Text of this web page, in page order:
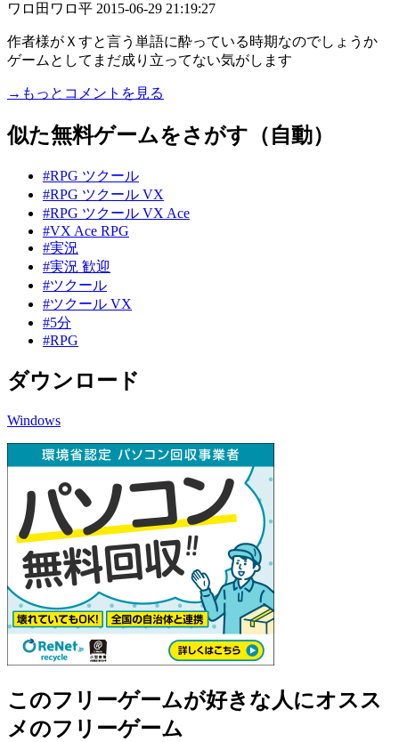
ワロ田ワロ平 2015-06-29 21:19:27
作者様がＸすと言う単語に酔っている時期なのでしょうか
ゲームとしてまだ成り立ってない気がします
→もっとコメントを見る
似た無料ゲームをさがす（自動）
#RPG ツクール
#RPG ツクール VX
#RPG ツクール VX Ace
#VX Ace RPG
#実況
#実況 歓迎
#ツクール
#ツクール VX
#5分
#RPG
ダウンロード
Windows
このフリーゲームが好きな人にオスス
メのフリーゲーム